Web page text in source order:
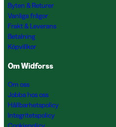
Byten & Returer
Vanliga frågor
Frakt & Leverans
Betalning
Köpvillkor
Om Widforss
Om oss
Jobba hos oss
Hållbarhetspolicy
Integritetspolicy